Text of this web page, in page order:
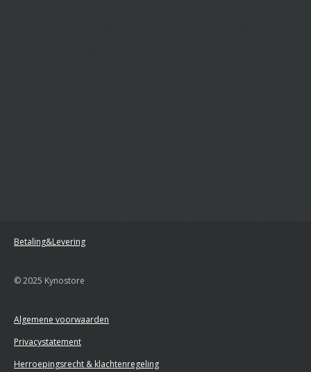
Betaling&Levering
© 2025 Kynostore
Algemene voorwaarden
Privacystatement
Herroepingsrecht & klachtenregeling